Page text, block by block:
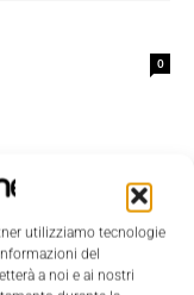
utilizziamo tecnologie
del
a noi e ai nostri
0